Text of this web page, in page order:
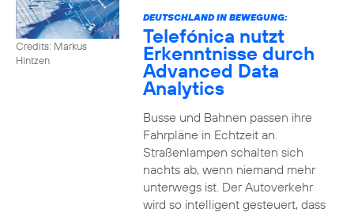
Credits: Markus
Hintzen
DEUTSCHLAND IN BEWEGUNG:
Telefónica nutzt
Erkenntnisse durch
Advanced Data
Analytics
Busse und Bahnen passen ihre
Fahrpläne in Echtzeit an.
Straßenlampen schalten sich
nachts ab, wenn niemand mehr
unterwegs ist. Der Autoverkehr
wird so intelligent gesteuert, dass